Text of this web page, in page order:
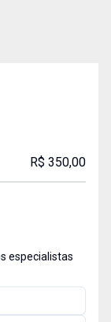
R$ 350,00
especialistas